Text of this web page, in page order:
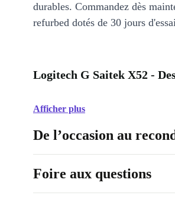
durables. Commandez dès
refurbed dotés de 30 jours
Logitech G Saitek X52 -
Afficher plus
De l’occasion au
Foire aux questions